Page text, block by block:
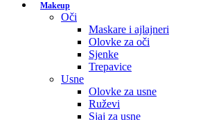
Makeup
Oči
Maskare i ajlajneri
Olovke za oči
Sjenke
Trepavice
Usne
Olovke za usne
Ruževi
Sjaj za usne